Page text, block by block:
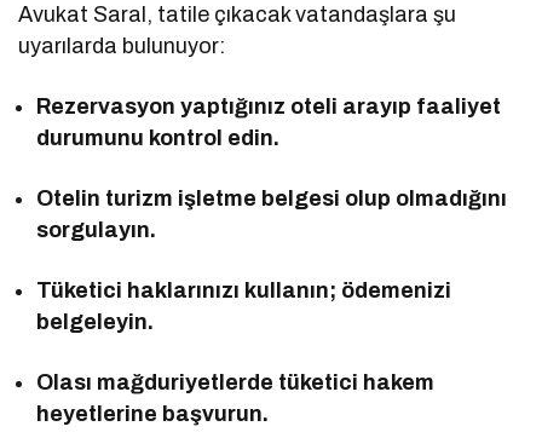
Avukat Saral, tatile çıkacak vatandaşlara şu
uyarılarda bulunuyor:
Rezervasyon yaptığınız oteli arayıp faaliyet
durumunu kontrol edin.
Otelin turizm işletme belgesi olup olmadığını
sorgulayın.
Tüketici haklarınızı kullanın; ödemenizi
belgeleyin.
Olası mağduriyetlerde tüketici hakem
heyetlerine başvurun.